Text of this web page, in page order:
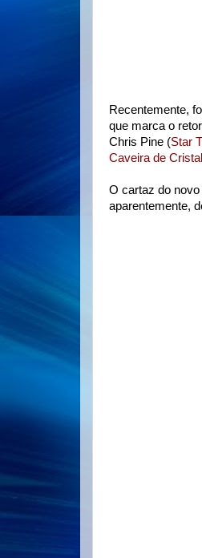
Recentemente,
que marca o
Chris Pine (Star
Caveira de Cristal
O cartaz do
aparentemente,